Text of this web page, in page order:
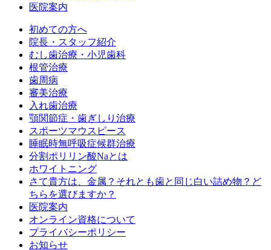
医院案内
初めての方へ
院長・スタッフ紹介
むし歯治療・小児歯科
根管治療
歯周病
審美治療
入れ歯治療
顎関節症・歯ぎしり治療
スポーツマウスピース
睡眠時無呼吸症候群治療
分割ポリリン酸Naとは
ホワイトニング
さて貴方は、金属？それとも歯と同じ白い詰め物？ど
ちらを選びますか？
医院案内
オンライン資格について
プライバシーポリシー
お知らせ